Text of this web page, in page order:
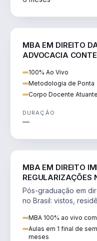
MBA EM DIREITO
ADVOCACIA
100% Ao Vivo
Metodologia de Ponta
Corpo Docente
DURAÇÃO
—
MBA EM DIREITO
REGULARIZAÇÕES
Pós-graduação em
no Brasil: vistos,
MBA 100% ao vivo
Aulas em 1 final de
meses